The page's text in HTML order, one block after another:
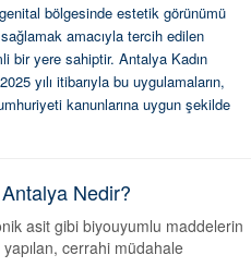
bölgesinde estetik görünümü
amacıyla tercih edilen
bir yere sahiptir. Antalya Kadın
yılı itibarıyla bu uygulamaların,
kanunlarına uygun şekilde
Nedir?
asit gibi biyouyumlu maddelerin
cerrahi müdahale